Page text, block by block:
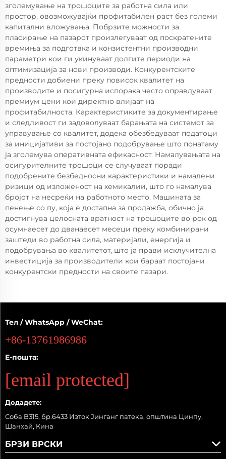
зголемување на трошоците за работна сила или
простор, овозможувајќи профитабилен раст без големи
капитални вложувања. Побрзите можности за
пласирање на пазарот произлегуваат од поскратените
времиња за подготвка и конзистентни производни
параметри кои ги укинуваат долгите периоди на
оптимизација за нови производи. Конкурентските
предности добиени преку повисок квалитет на
производите и посигурна испорака често оправдуваат
премиум цени кои директно влијаат на
профитабилноста. Карактеристиките за документирање
и следливост ги задоволуваат барањата на системот за
управување со квалитет, додека обезбедуваат податоци
за иницијативи за постојано подобрување што понатаму
ја зголемува оперативната ефикасност. Намалувањата на
осигурителните трошоци се случуваат поради
подобрените безбедносни карактеристики и намалени
ризици од изложеност на хемикалии, што го намалува
бројот на несреќи на работното место. Машината за
пенење со пу, која е достапна за продажба, обично ја
достигнува целосната вратност на трошоците во рок од
осумнаесет до дванаесет месеци преку комбинирани
заштеди во работна сила, материјали, енергија и
подобрувања во квалитетот, што ја прави исклучителна
инвестиција за производители кои бараат постојани
конкурентски предности на своите пазари.
Тел / WhatsApp / WeChat:
+86-13761986986
Е-пошта:
[email protected]
Додадете:
Соба B315, бр.6433 Изток Јинганг патека, општина Цинпу,
Шанхай, Кина
БРЗИ ВРСКИ